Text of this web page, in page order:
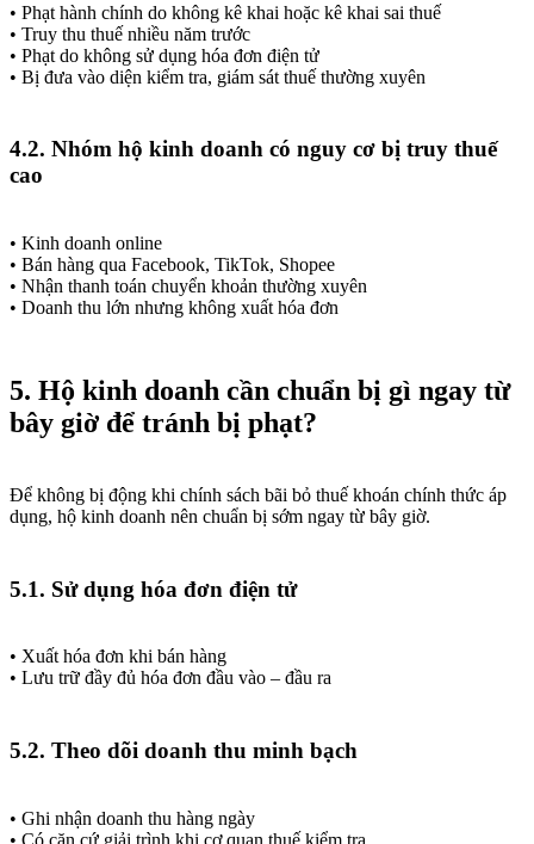
• Phạt hành chính do không kê khai hoặc kê khai sai thuế
• Truy thu thuế nhiều năm trước
• Phạt do không sử dụng hóa đơn điện tử
• Bị đưa vào diện kiểm tra, giám sát thuế thường xuyên
4.2. Nhóm hộ kinh doanh có nguy cơ bị truy thuế
cao
• Kinh doanh online
• Bán hàng qua Facebook, TikTok, Shopee
• Nhận thanh toán chuyển khoản thường xuyên
• Doanh thu lớn nhưng không xuất hóa đơn
5. Hộ kinh doanh cần chuẩn bị gì ngay từ
bây giờ để tránh bị phạt?
Để không bị động khi chính sách bãi bỏ thuế khoán chính thức áp
dụng, hộ kinh doanh nên chuẩn bị sớm ngay từ bây giờ.
5.1. Sử dụng hóa đơn điện tử
• Xuất hóa đơn khi bán hàng
• Lưu trữ đầy đủ hóa đơn đầu vào – đầu ra
5.2. Theo dõi doanh thu minh bạch
• Ghi nhận doanh thu hàng ngày
• Có căn cứ giải trình khi cơ quan thuế kiểm tra